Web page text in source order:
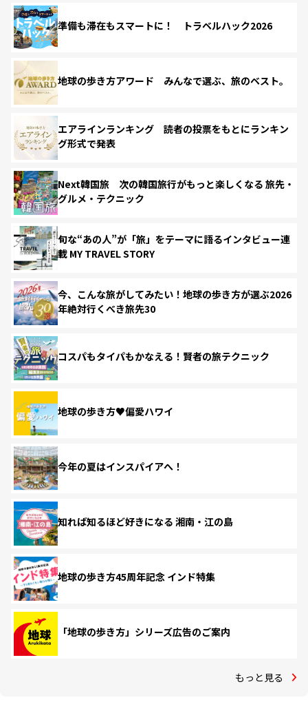
準備も滞在もスマートに！ トラベルハック2026
地球の歩き方アワード みんなで選ぶ、旅のベスト。
エアラインランキング 読者の投票をもとにランキン
グ形式で発表
Next韓国旅 次の韓国旅行がもっと楽しくなる 旅先・
グルメ・テクニック
旬な“あの人”が「旅」をテーマに語るインタビュー連
載 MY TRAVEL STORY
今、こんな旅がしてみたい！地球の歩き方が選ぶ2026
年絶対行くべき旅先30
コスパもタイパもかなえる！賢者の旅テクニック
地球の歩き方♥偏愛ハワイ
今年の夏はインスパイアへ！
知れば知るほど好きになる 湘南・江の島
地球の歩き方45周年記念 インド特集
「地球の歩き方」シリーズ広告のご案内
もっと見る